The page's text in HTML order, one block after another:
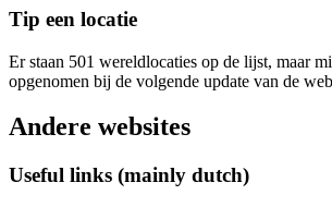
Tip een locatie
Er staan 501 wereldlocaties op de lijst, maar
opgenomen bij de volgende update van de
Andere websites
Useful links (mainly dutch)